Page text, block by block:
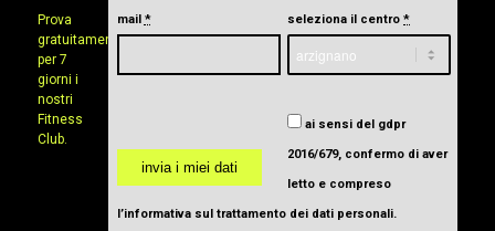
Prova
gratuitamente
per 7
giorni i
nostri
Fitness
Club.
mail * seleziona il centro*
ai sensi del gdpr
2016/679, confermo di aver
letto e compreso
l’informativa sul trattamento dei dati personali.